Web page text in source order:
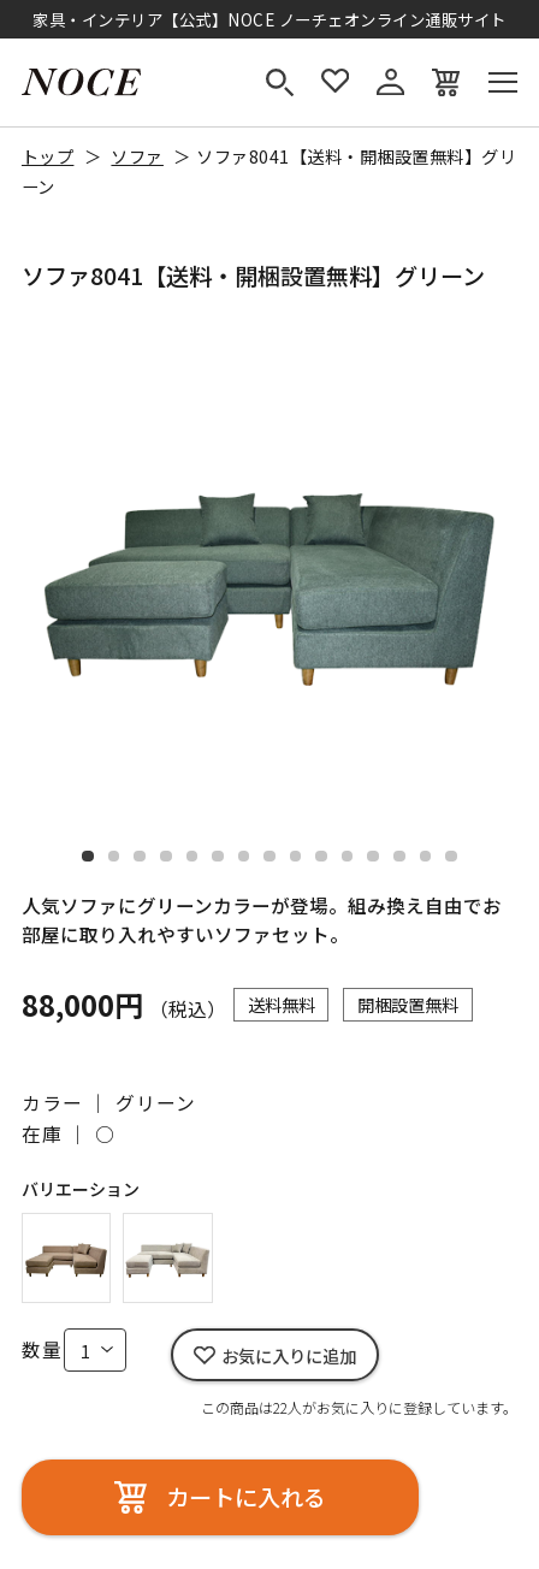
家具・インテリア【公式】NOCE ノーチェオンライン通販サイト
トップ ソファ
ソファ8041【送料・開梱設置無料】グリ
ーン
ソファ8041【送料・開梱設置無料】グリーン
人気ソファにグリーンカラーが登場。組み換え自由でお
部屋に取り入れやすいソファセット。
88,000円 （税込） 送料無料 開梱設置無料
カラー ｜ グリーン
在庫 ｜ ○
バリエーション
数量 お気に入りに追加
この商品は22人がお気に入りに登録しています。
カートに入れる